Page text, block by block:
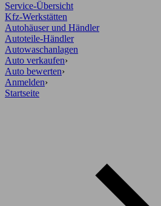
Service-Übersicht
Kfz-Werkstätten
Autohäuser und Händler
Autoteile-Händler
Autowaschanlagen
Auto verkaufen›
Auto bewerten›
Anmelden›
Startseite